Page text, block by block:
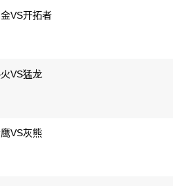
VS开拓者
VS猛龙
VS灰熊